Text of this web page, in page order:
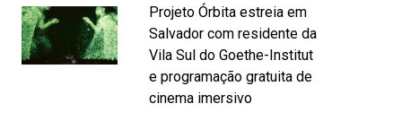
Projeto Órbita estreia em
Salvador com residente da
Vila Sul do Goethe-Institut
e programação gratuita de
cinema imersivo